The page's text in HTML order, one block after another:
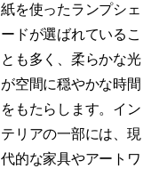
紙を使ったランプシェ
ードが選ばれているこ
とも多く、柔らかな光
が空間に穏やかな時間
をもたらします。イン
テリアの一部には、現
代的な家具やアートワ